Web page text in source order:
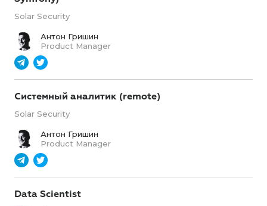
Solar Security
Антон Гришин
Product Manager
Системный аналитик (remote)
Solar Security
Антон Гришин
Product Manager
Data Scientist